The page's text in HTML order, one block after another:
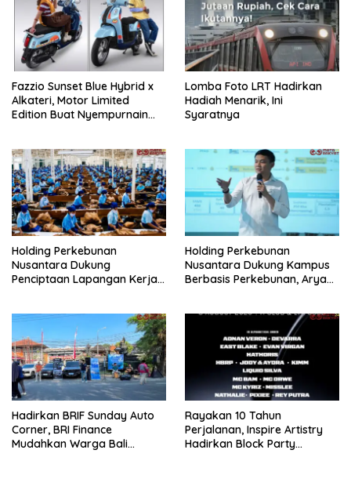
Fazzio Sunset Blue Hybrid x
Alkateri, Motor Limited
Edition Buat Nyempurnain
Lomba Foto LRT Hadirkan
Hadiah Menarik, Ini
Syaratnya
Holding Perkebunan
Nusantara Dukung
Penciptaan Lapangan Kerja,
Holding Perkebunan
Nusantara Dukung Kampus
Berbasis Perkebunan, Arya
Pertama Magister ITSI
Hadirkan BRIF Sunday Auto
Corner, BRI Finance
Mudahkan Warga Bali
Rayakan 10 Tahun
Perjalanan, Inspire Artistry
Hadirkan Block Party